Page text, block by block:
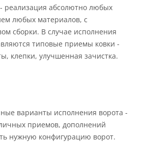
реализация абсолютно любых
любых материалов, с
сборки. В случае исполнения
типовые приемы ковки -
клепки, улучшенная зачистка.
варианты исполнения ворота -
приемов, дополнений
нужную конфигурацию ворот.